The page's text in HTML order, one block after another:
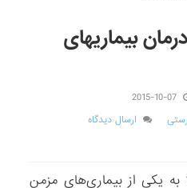
بیماریهای
2015-10-07
ارسال دیدگاه
به یکی از بیماری‌های مزمن